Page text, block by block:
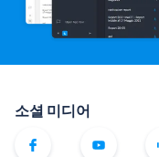
소셜 미디어